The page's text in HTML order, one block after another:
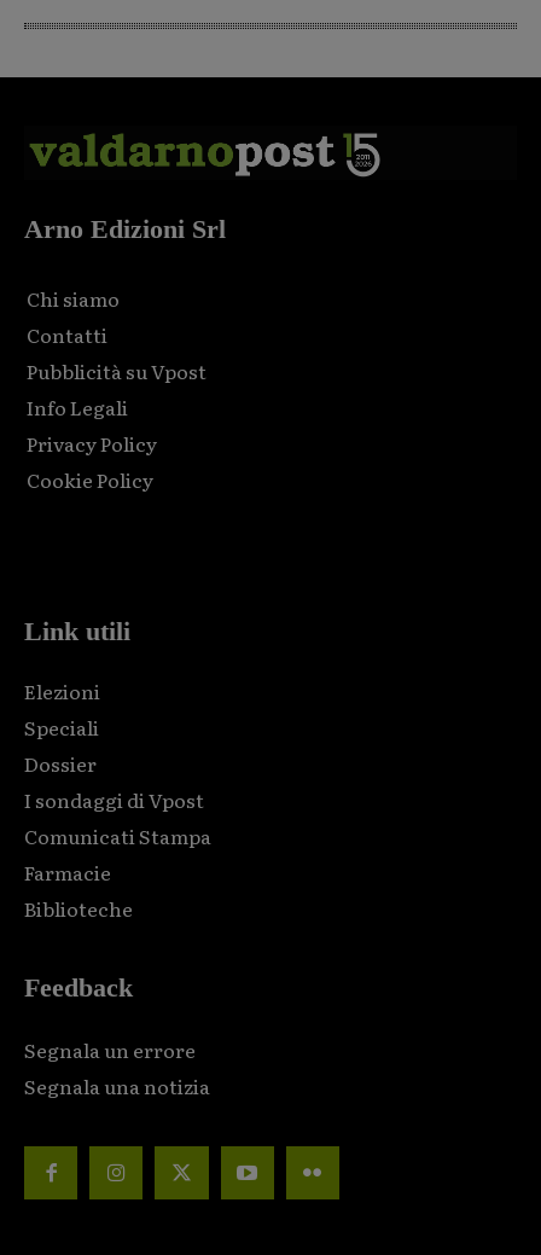
Arno Edizioni Srl
Chi siamo
Contatti
Pubblicità su Vpost
Info Legali
Privacy Policy
Cookie Policy
Link utili
Elezioni
Speciali
Dossier
I sondaggi di Vpost
Comunicati Stampa
Farmacie
Biblioteche
Feedback
Segnala un errore
Segnala una notizia